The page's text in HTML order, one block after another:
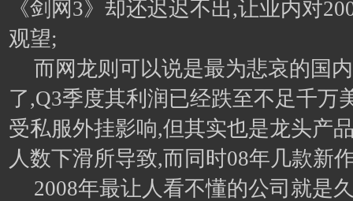
《剑网3》却还迟迟不出,让业内对
观望;
而网龙则可以说是最为悲哀的国
了,Q3季度其利润已经跌至不足千万
受私服外挂影响,但其实也是龙头产
人数下滑所导致,而同时08年几款新
2008年最让人看不懂的公司就是